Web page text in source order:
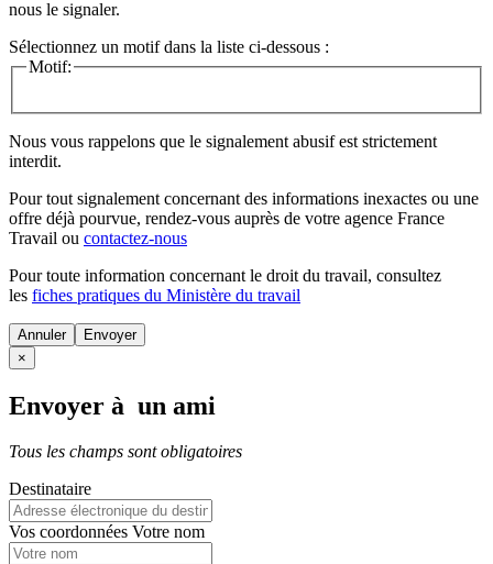
nous le signaler.
Sélectionnez un motif dans la liste ci-dessous :
Motif:
Nous vous rappelons que le signalement abusif est strictement
interdit.
Pour tout signalement concernant des informations inexactes ou une
offre déjà pourvue, rendez-vous auprès de votre agence France
Travail ou contactez-nous
Pour toute information concernant le droit du travail, consultez
les fiches pratiques du Ministère du travail
Annuler
×
Envoyer à un ami
Tous les champs sont obligatoires
Destinataire
Vos coordonnées Votre nom